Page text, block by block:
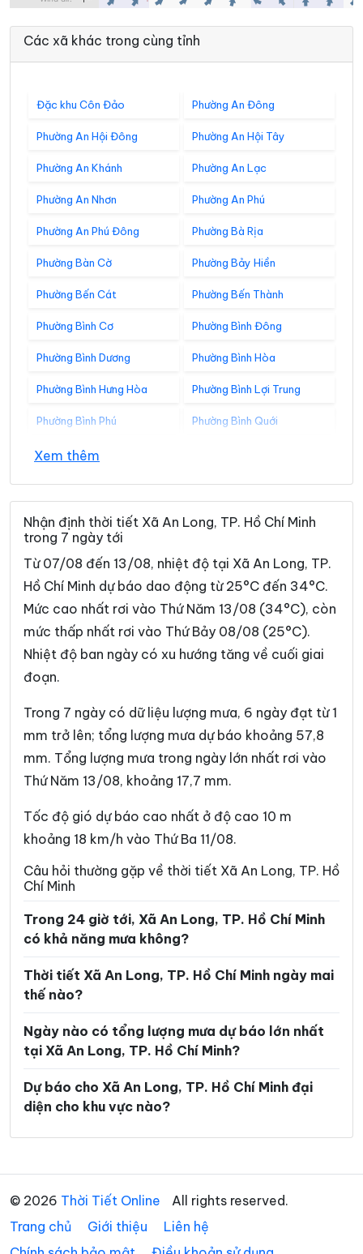
Các xã khác trong cùng tỉnh
Đặc khu Côn Đảo Phường An Đông
Phường An Hội Đông Phường An Hội Tây
Phường An Khánh Phường An Lạc
Phường An Nhơn Phường An Phú
Phường An Phú Đông Phường Bà Rịa
Phường Bàn Cờ Phường Bảy Hiền
Phường Bến Cát Phường Bến Thành
Phường Bình Cơ Phường Bình Đông
Phường Bình Dương Phường Bình Hòa
Phường Bình Hưng Hòa Phường Bình Lợi Trung
Phường Bình Phú Phường Bình Quới
Phường Bình Tân
Phường Bình Thạnh Phường Bình Thới
Phường Bình Tiên Phường Bình Trị Đông
Phường Bình Trưng
Phường Cầu Kiệu Phường Cầu Ông Lãnh
Phường Chánh Hiệp Phường Chánh Hưng
Phường Chánh Phú Hòa Phường Chợ Lớn
Phường Chợ Quán
Phường Diên Hồng Phường Đông Hòa
Phường Đông Hưng Thuận Phường Đức Nhuận
Phường Gia Định Phường Gò Vấp
Phường Hòa Hưng Phường Hòa Lợi
Phường Khánh Hội Phường Lái Thiêu
Phường Linh Xuân
Phường Long Hương Phường Long Nguyên
Phường Long Phước Phường Long Trường
Phường Minh Phụng
Phường Phú Lâm Phường Phú Lợi
Phường Phú Mỹ Phường Phú Nhuận
Phường Phú Thạnh
Phường Tam Bình
Phường Tam Long Phường Tam Thắng
Xem thêm
Nhận định thời tiết Xã An Long, TP. Hồ Chí Minh
trong 7 ngày tới
Từ 07/08 đến 13/08, nhiệt độ tại Xã An Long, TP.
Hồ Chí Minh dự báo dao động từ 25°C đến 34°C.
Mức cao nhất rơi vào Thứ Năm 13/08 (34°C), còn
mức thấp nhất rơi vào Thứ Bảy 08/08 (25°C).
Nhiệt độ ban ngày có xu hướng tăng về cuối giai
đoạn.
Trong 7 ngày có dữ liệu lượng mưa, 6 ngày đạt từ 1
mm trở lên; tổng lượng mưa dự báo khoảng 57,8
mm. Tổng lượng mưa trong ngày lớn nhất rơi vào
Thứ Năm 13/08, khoảng 17,7 mm.
Tốc độ gió dự báo cao nhất ở độ cao 10 m
khoảng 18 km/h vào Thứ Ba 11/08.
Câu hỏi thường gặp về thời tiết Xã An Long, TP. Hồ
Chí Minh
Trong 24 giờ tới, Xã An Long, TP. Hồ Chí Minh
có khả năng mưa không?
Thời tiết Xã An Long, TP. Hồ Chí Minh ngày mai
thế nào?
Ngày nào có tổng lượng mưa dự báo lớn nhất
tại Xã An Long, TP. Hồ Chí Minh?
Dự báo cho Xã An Long, TP. Hồ Chí Minh đại
diện cho khu vực nào?
© 2026 Thời Tiết Online
All rights reserved.
Trang chủ
Giới thiệu
Liên hệ